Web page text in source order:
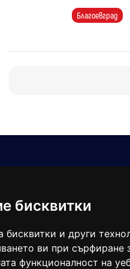
бисквитки
бисквитки и други
ви при сърфиране
функционалност на
Благоевград
balgarkanews@gmail.com